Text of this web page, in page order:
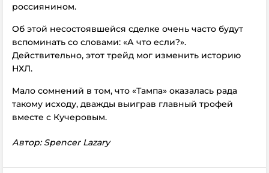
россиянином.
Об этой несостоявшейся сделке очень часто будут
вспоминать со словами: «А что если?».
Действительно, этот трейд мог изменить историю
НХЛ.
Мало сомнений в том, что «Тампа» оказалась рада
такому исходу, дважды выиграв главный трофей
вместе с Кучеровым.
Автор: Spencer Lazary